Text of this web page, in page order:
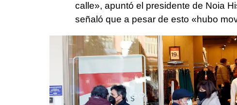
calle», apuntó el presidente de Noia
señaló que a pesar de esto «hubo